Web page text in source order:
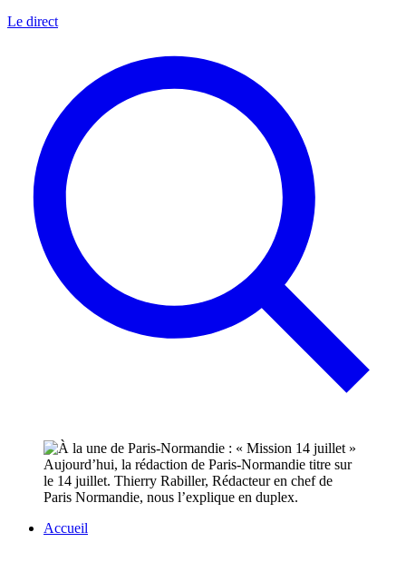
Le direct
Aujourd’hui, la rédaction de Paris-Normandie titre sur
le 14 juillet. Thierry Rabiller, Rédacteur en chef de
Paris Normandie, nous l’explique en duplex.
Accueil